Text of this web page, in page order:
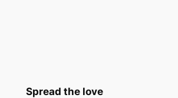
Spread the love